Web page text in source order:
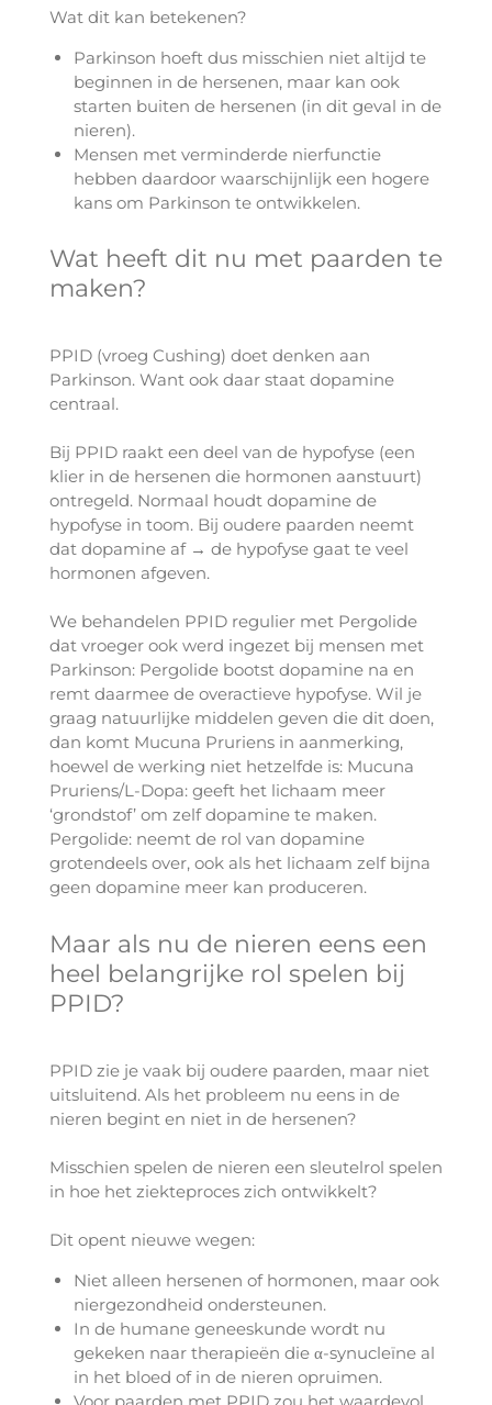
Wat dit kan betekenen?
Parkinson hoeft dus misschien niet altijd te
beginnen in de hersenen, maar kan ook
starten buiten de hersenen (in dit geval in de
nieren).
Mensen met verminderde nierfunctie
hebben daardoor waarschijnlijk een hogere
kans om Parkinson te ontwikkelen.
Wat heeft dit nu met paarden te
maken?
PPID (vroeg Cushing) doet denken aan
Parkinson. Want ook daar staat dopamine
centraal.
Bij PPID raakt een deel van de hypofyse (een
klier in de hersenen die hormonen aanstuurt)
ontregeld. Normaal houdt dopamine de
hypofyse in toom. Bij oudere paarden neemt
dat dopamine af → de hypofyse gaat te veel
hormonen afgeven.
We behandelen PPID regulier met Pergolide
dat vroeger ook werd ingezet bij mensen met
Parkinson: Pergolide bootst dopamine na en
remt daarmee de overactieve hypofyse. Wil je
graag natuurlijke middelen geven die dit doen,
dan komt Mucuna Pruriens in aanmerking,
hoewel de werking niet hetzelfde is: Mucuna
Pruriens/L-Dopa: geeft het lichaam meer
‘grondstof’ om zelf dopamine te maken.
Pergolide: neemt de rol van dopamine
grotendeels over, ook als het lichaam zelf bijna
geen dopamine meer kan produceren.
Maar als nu de nieren eens een
heel belangrijke rol spelen bij
PPID?
PPID zie je vaak bij oudere paarden, maar niet
uitsluitend. Als het probleem nu eens in de
nieren begint en niet in de hersenen?
Misschien spelen de nieren een sleutelrol spelen
in hoe het ziekteproces zich ontwikkelt?
Dit opent nieuwe wegen:
Niet alleen hersenen of hormonen, maar ook
niergezondheid ondersteunen.
In de humane geneeskunde wordt nu
gekeken naar therapieën die α-synucleïne al
in het bloed of in de nieren opruimen.